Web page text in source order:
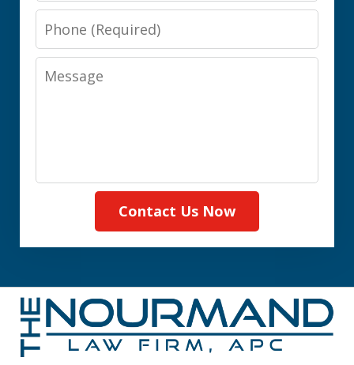
Phone
Message
Contact Us Now